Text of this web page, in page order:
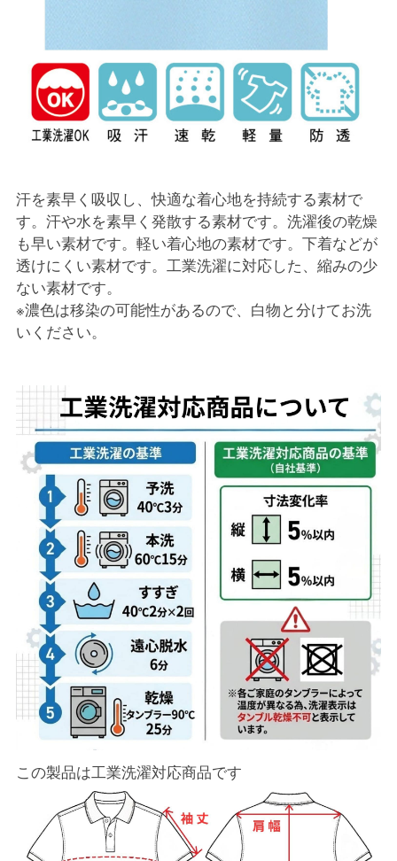
汗を素早く吸収し、快適な着心地を持続する素材で
す。汗や水を素早く発散する素材です。洗濯後の乾燥
も早い素材です。軽い着心地の素材です。下着などが
透けにくい素材です。工業洗濯に対応した、縮みの少
ない素材です。
※濃色は移染の可能性があるので、白物と分けてお洗
いください。
この製品は工業洗濯対応商品です